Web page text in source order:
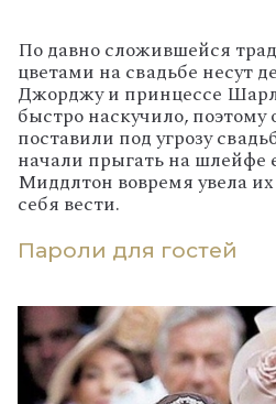
По давно сложившейся
цветами на свадьбе несут
Джорджу и принцессе
быстро наскучило, поэтому
поставили под угрозу
начали прыгать на шлейфе
Миддлтон вовремя увела
себя вести.
Пароли для гостей